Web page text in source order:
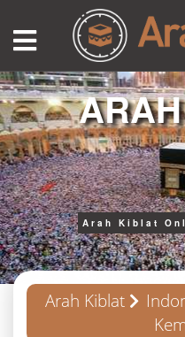
Arah Kiblat
Arah Kiblat